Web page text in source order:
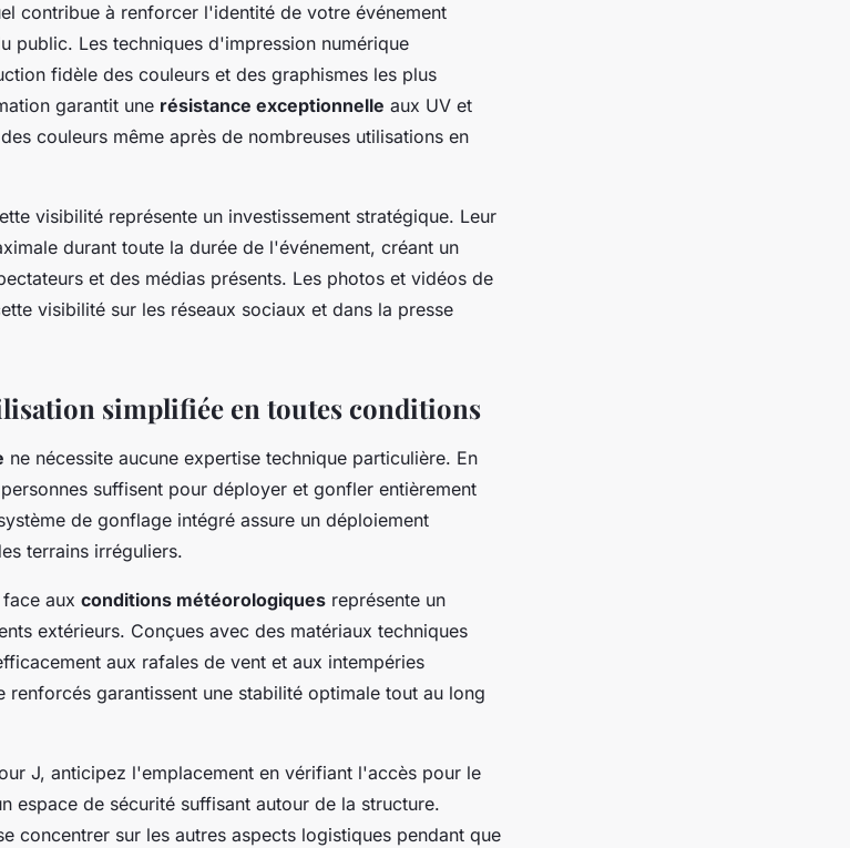
contribue à renforcer l'identité de votre événement
public. Les techniques d'impression numérique
fidèle des couleurs et des graphismes les plus
garantit une résistance exceptionnelle aux UV et
couleurs même après de nombreuses utilisations en
visibilité représente un investissement stratégique. Leur
durant toute la durée de l'événement, créant un
et des médias présents. Les photos et vidéos de
visibilité sur les réseaux sociaux et dans la presse
simplifiée en toutes conditions
ne nécessite aucune expertise technique particulière. En
suffisent pour déployer et gonfler entièrement
de gonflage intégré assure un déploiement
terrains irréguliers.
aux conditions météorologiques représente un
extérieurs. Conçues avec des matériaux techniques
aux rafales de vent et aux intempéries
renforcés garantissent une stabilité optimale tout au long
J, anticipez l'emplacement en vérifiant l'accès pour le
espace de sécurité suffisant autour de la structure.
concentrer sur les autres aspects logistiques pendant que